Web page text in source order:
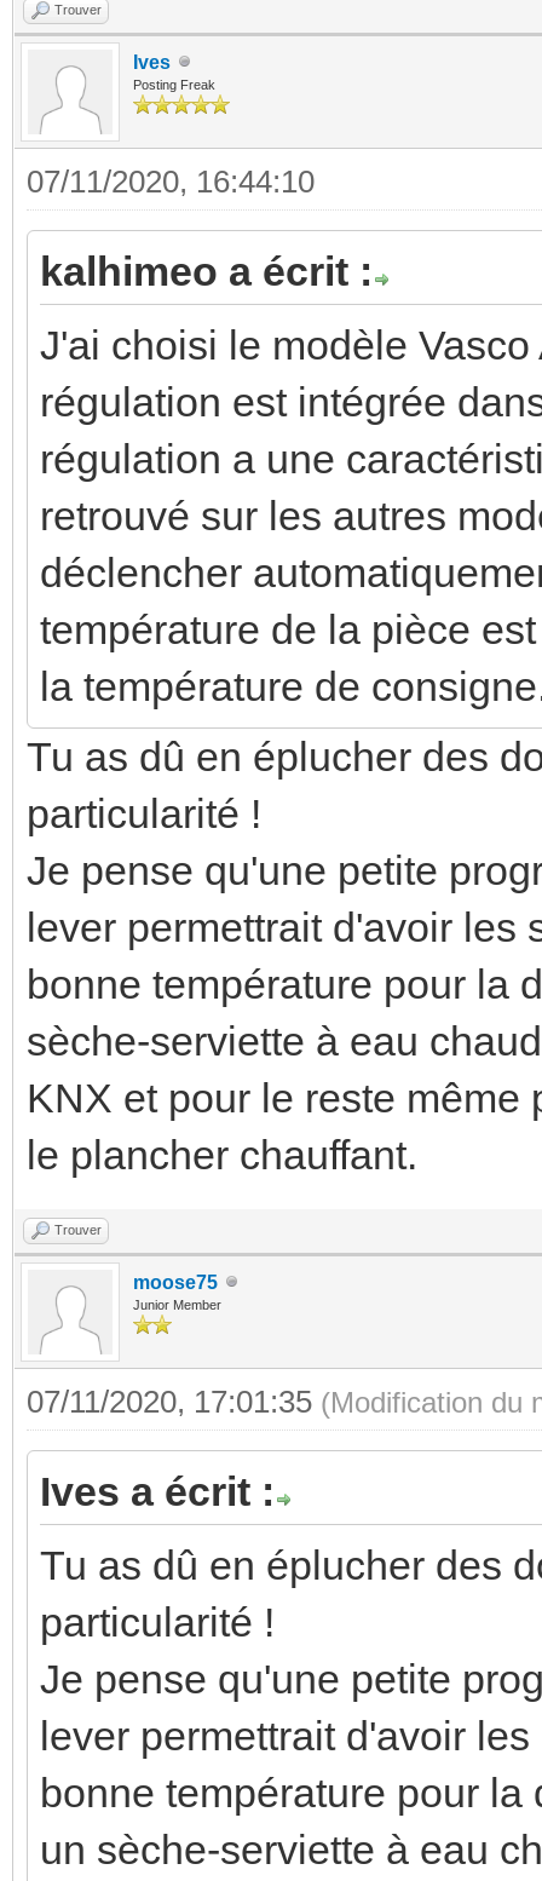
Trouver
Ives
Posting Freak
07/11/2020, 16:44:10
kalhimeo a écrit :
J'ai choisi le modèle
régulation est intégrée
régulation a une
retrouvé sur les autres
déclencher
température de la pièce
la température de
Tu as dû en éplucher des
particularité !
Je pense qu'une petite
lever permettrait d'avoir les
bonne température pour la
sèche-serviette à eau
KNX et pour le reste même
le plancher chauffant.
Trouver
moose75
Junior Member
07/11/2020, 17:01:35 (Modification du
Ives a écrit :
Tu as dû en éplucher des
particularité !
Je pense qu'une petite
lever permettrait d'avoir
bonne température pour
un sèche-serviette à eau